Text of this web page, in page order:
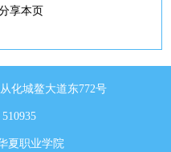
享本页
化城鳌大道东772号
夏职业学院